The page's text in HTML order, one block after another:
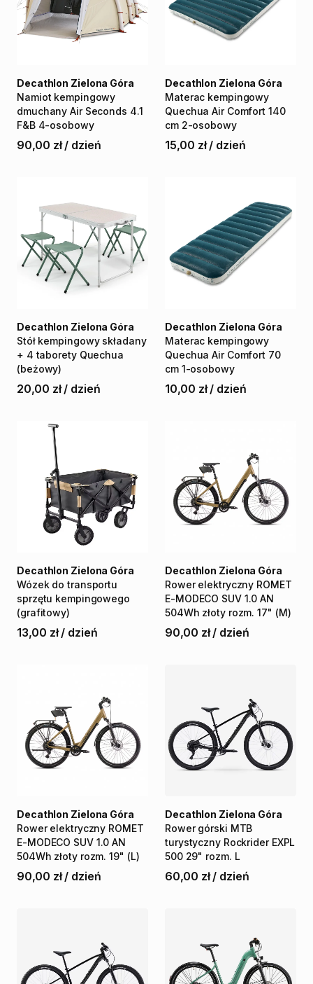
Namiot kempingowy
dmuchany Air Seconds 4.1
F&B 4-osobowy
Decathlon Zielona Góra
90,00 zł / dzień
Materac kempingowy
Quechua Air Comfort 140
cm 2-osobowy
Decathlon Zielona Góra
15,00 zł / dzień
Stół kempingowy składany
+ 4 taborety Quechua
(beżowy)
Decathlon Zielona Góra
20,00 zł / dzień
Materac kempingowy
Quechua Air Comfort 70
cm 1-osobowy
Decathlon Zielona Góra
10,00 zł / dzień
Wózek do transportu
sprzętu kempingowego
(grafitowy)
Decathlon Zielona Góra
13,00 zł / dzień
Rower elektryczny ROMET
E-MODECO SUV 1.0 AN
504Wh złoty rozm. 17" (M)
Decathlon Zielona Góra
90,00 zł / dzień
Rower elektryczny ROMET
E-MODECO SUV 1.0 AN
504Wh złoty rozm. 19" (L)
Decathlon Zielona Góra
90,00 zł / dzień
Rower górski MTB
turystyczny Rockrider EXPL
500 29" rozm. L
Decathlon Zielona Góra
60,00 zł / dzień